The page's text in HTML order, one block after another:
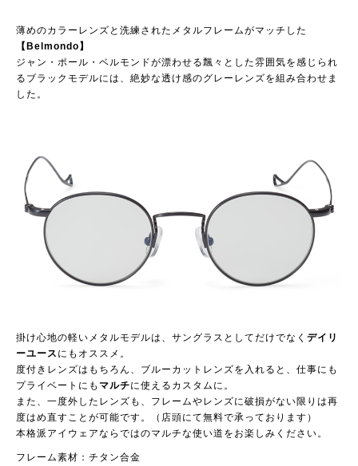
薄めのカラーレンズと洗練されたメタルフレームがマッチした
【Belmondo】
ジャン・ポール・ベルモンドが漂わせる飄々とした雰囲気を感じられ
るブラックモデルには、絶妙な透け感のグレーレンズを組み合わせま
した。
掛け心地の軽いメタルモデルは、サングラスとしてだけでなく デイリ
ーユース にもオススメ。
度付きレンズはもちろん、ブルーカットレンズを入れると、仕事にも
プライベートにも マルチに使えるカスタムに。
また、一度外したレンズも、フレームやレンズに破損がない限りは再
度はめ直すことが可能です。（店頭にて無料で承っております）
本格派アイウェアならではのマルチな使い道をお楽しみください。
フレーム素材：チタン合金